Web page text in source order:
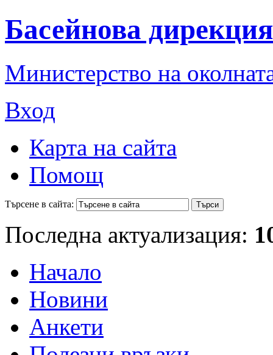
Басейнова
Министерство на
Вход
Карта на сайта
Помощ
Търсене в сайта:
Последна актуализация:
Начало
Новини
Анкети